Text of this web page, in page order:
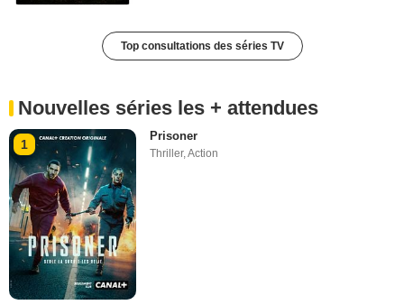
Top consultations des séries TV
Nouvelles séries les + attendues
1
Prisoner
Thriller,Action